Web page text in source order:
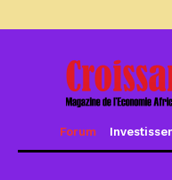
Forum